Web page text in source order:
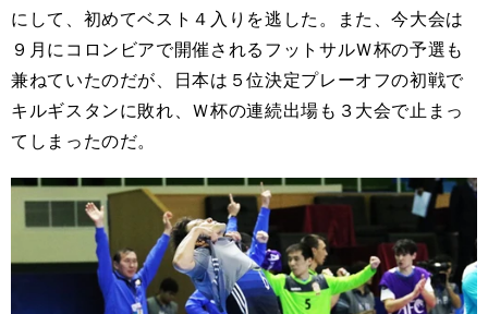
にして、初めてベスト４入りを逃した。また、今大会は
９月にコロンビアで開催されるフットサルＷ杯の予選も
兼ねていたのだが、日本は５位決定プレーオフの初戦で
キルギスタンに敗れ、Ｗ杯の連続出場も３大会で止まっ
てしまったのだ。